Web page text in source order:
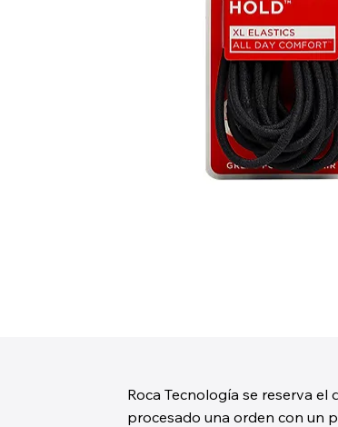
Roca Tecnología se reserva
procesado una orden con un